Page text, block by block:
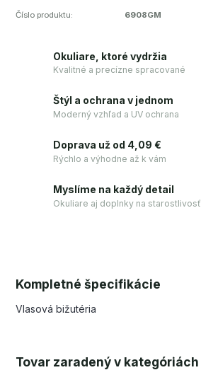
Číslo produktu: 6908GM
Okuliare, ktoré vydržia
Kvalitné a precízne spracované
Štýl a ochrana v jednom
Moderný vzhľad a UV ochrana
Doprava už od 4,09 €
Rýchlo a výhodne až k vám
Myslíme na každý detail
Okuliare aj doplnky na starostlivosť
Kompletné špecifikácie
Vlasová bižutéria
Tovar zaradený v kategóriách